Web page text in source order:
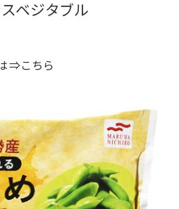
ベジタブル
⇒こちら